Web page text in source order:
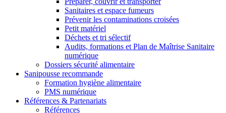
Sanitaires et espace fumeurs
Prévenir les contaminations croisées
Petit matériel
Déchets et tri sélectif
Audits, formations et Plan de Maîtrise Sanitaire
numérique
Dossiers sécurité alimentaire
Sanipousse recommande
Formation hygiène alimentaire
PMS numérique
Références & Partenariats
Références